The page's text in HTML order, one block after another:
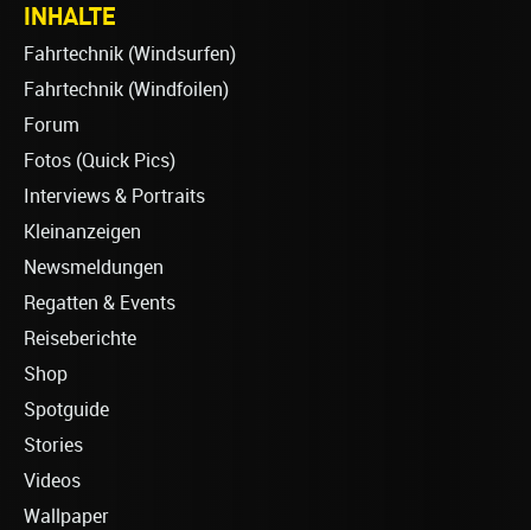
INHALTE
Fahrtechnik (Windsurfen)
Fahrtechnik (Windfoilen)
Forum
Fotos (Quick Pics)
Interviews & Portraits
Kleinanzeigen
Newsmeldungen
Regatten & Events
Reiseberichte
Shop
Spotguide
Stories
Videos
Wallpaper